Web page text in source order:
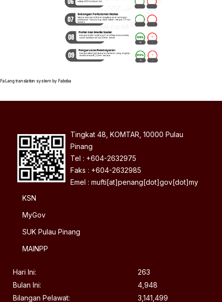
FaLang translation system by Faboba
Tingkat 48, KOMTAR, 10000 Pulau
Pinang
Tel : +604-2632975
Faks : +604-2632985
Emel : mufti[at]penang[dot]gov[dot]my
KSN
MyGov
SUK Pulau Pinang
MAINPP
Hari Ini:
263
Bulan Ini:
4,948
Bilangan Pelawat:
3,141,499